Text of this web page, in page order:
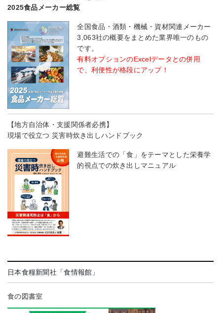
2025食品メーカー総覧
全国食品・酒類・機械・資材関連メーカー
3,063社の概要をまとめた業界唯一のもの
です。
有料オプションのExcelデータとの併用
で、利便性が格段にアップ！
【地方自治体・支援関係者必携】
現場で役立つ 災害時炊き出しハンドブック
避難生活での「食」をテーマとした栄養学
的視点での炊き出しマニュアル
日本食糧新聞社「食情報館」
食の図書室